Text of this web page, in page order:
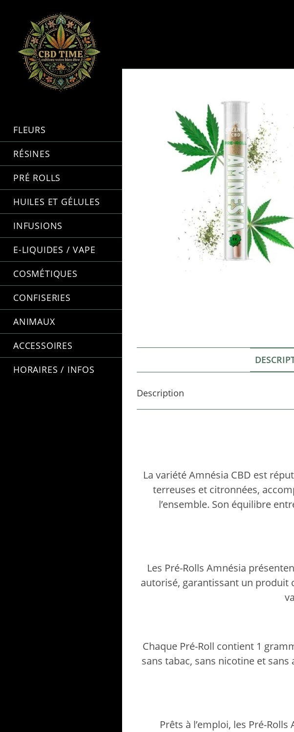
FLEURS
RÉSINES
PRÉ ROLLS
HUILES ET GÉLULES
INFUSIONS
E-LIQUIDES / VAPE
COSMÉTIQUES
CONFISERIES
ANIMAUX
ACCESSOIRES
HORAIRES / INFOS
Description
La variété Amnésia CBD est
terreuses et citronnées,
l’ensemble. Son équilibre
Les Pré-Rolls Amnésia
autorisé, garantissant un produit
Chaque Pré-Roll contient 1
sans tabac, sans nicotine et
Prêts à l’emploi, les Pré-